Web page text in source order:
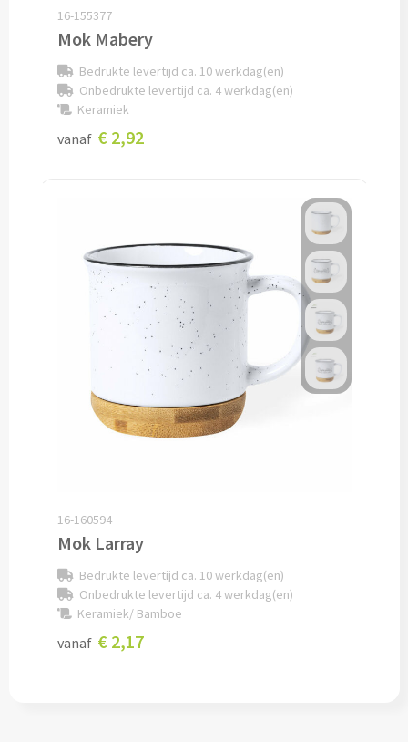
Potloden bedrukken
Markeerstiften bedrukken
Kinderschrijfwaren bedrukken
Notitieboekjes & Schrijfmappen
Notitieboekjes bedrukken
Notitieblokken bedrukken
Schrijfmappen bedrukken
Documentmappen bedrukken
Memoblaadjes bedrukken
Memo boekjes bedrukken
16-155377
Mok Mabery
Bedrukte levertijd ca. 10 werkdag(en)
Onbedrukte levertijd ca. 4 werkdag(en)
Keramiek
vanaf € 2,92
16-160594
Mok Larray
Bedrukte levertijd ca. 10 werkdag(en)
Onbedrukte levertijd ca. 4 werkdag(en)
Keramiek/ Bamboe
vanaf € 2,17